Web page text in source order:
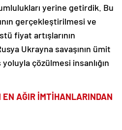
yerine getirdik. Bu
gerçekleştirilmesi ve
fiyat artışlarının
Ukrayna savaşının ümit
çözülmesi insanlığın
EN AĞIR İMTİHANLARINDAN